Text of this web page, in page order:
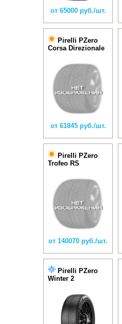
от 65000 руб./шт.
Pirelli PZero
Corsa Direzionale
от 61845 руб./шт.
Pirelli PZero
Trofeo RS
от 140070 руб./шт.
Pirelli PZero
Winter 2